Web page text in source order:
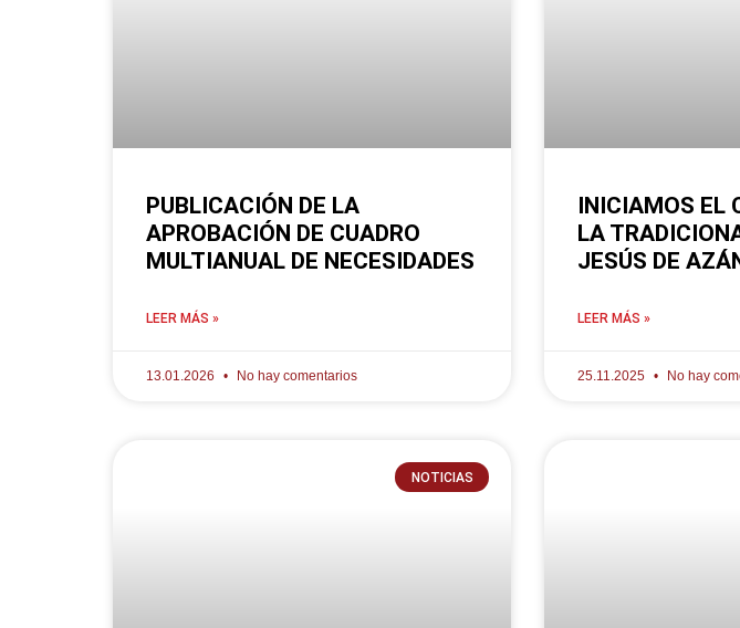
PUBLICACIÓN DE LA
APROBACIÓN DE CUADRO
MULTIANUAL DE NECESIDADES
LEER MÁS »
13.01.2026 No hay comentarios
INICIAMOS EL
LA
JESÚS DE
LEER MÁS »
25.11.2025 No hay
NOTICIAS